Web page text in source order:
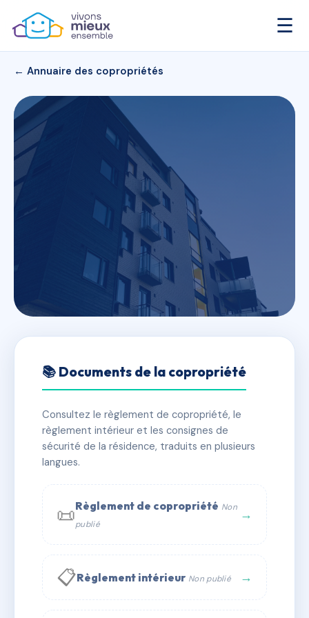
☰
← Annuaire des copropriétés
8 RUE ARTHUR BRIERE
✓ Immatriculée 🏠 11 lots 🏗 1 bâtiment(s)
📞 Contacter Syndic Digital
📚 Documents de la copropriété
Consultez le règlement de copropriété, le
règlement intérieur et les consignes de
sécurité de la résidence, traduits en plusieurs
langues.
📜Règlement de copropriété Non
publié
→
📋Règlement intérieur Non publié →